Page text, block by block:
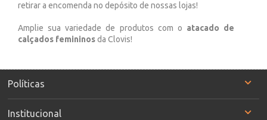
retirar a encomenda no depósito de nossas lojas!
Amplie sua variedade de produtos com o atacado de
calçados femininosda Clovis!
Políticas
Institucional